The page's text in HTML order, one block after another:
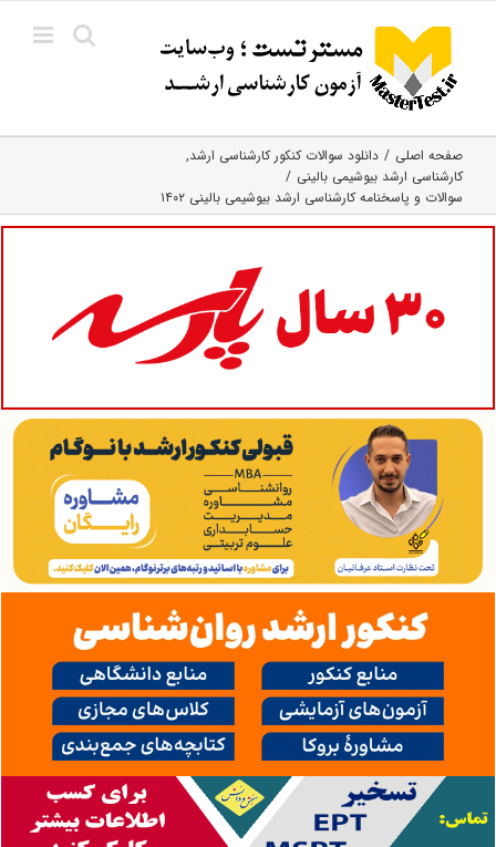
content
صفحه اصلی
دانلود سوالات کنکور کارشناسی ارشد
کارشناسی ارشد بیوشیمی بالینی
سوالات و پاسخنامه کارشناسی ارشد بیوشیمی بالینی ۱۴۰۲